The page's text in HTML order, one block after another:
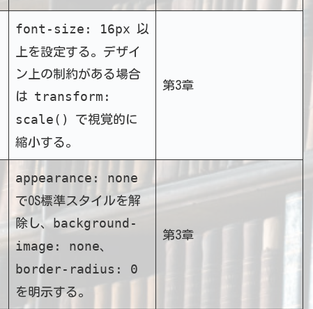
font-size: 16px 以
上を設定する。デザイ
ン上の制約がある場合
は transform:
scale()
で視覚的に
縮小する。
第3章
appearance: none
でOS標準スタイルを解
除し、 background-
image: none、
border-radius: 0
を明示する。
第3章